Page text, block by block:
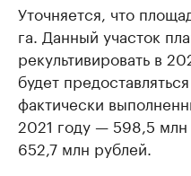
Уточняется, что
га. Данный участок
рекультивировать в
будет
фактически
2021 году — 598,5
652,7 млн рублей.